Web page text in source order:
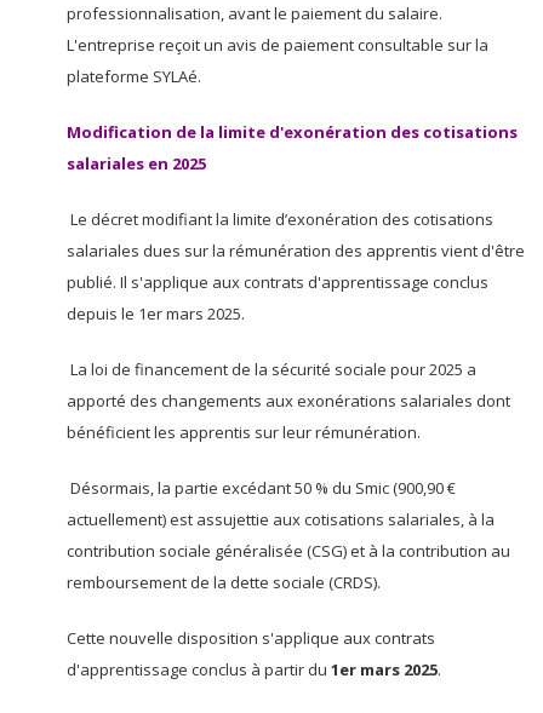
professionnalisation, avant le paiement du salaire.
L'entreprise reçoit un avis de paiement consultable sur la
plateforme SYLAé.
Modification de la limite d'exonération des cotisations
salariales en 2025
Le décret modifiant la limite d’exonération des cotisations
salariales dues sur la rémunération des apprentis vient d'être
publié. Il s'applique aux contrats d'apprentissage conclus
depuis le 1er mars 2025.
La loi de financement de la sécurité sociale pour 2025 a
apporté des changements aux exonérations salariales dont
bénéficient les apprentis sur leur rémunération.
Désormais, la partie excédant 50 % du Smic (900,90 €
actuellement) est assujettie aux cotisations salariales, à la
contribution sociale généralisée (CSG) et à la contribution au
remboursement de la dette sociale (CRDS).
Cette nouvelle disposition s'applique aux contrats
d'apprentissage conclus à partir du 1er mars 2025.